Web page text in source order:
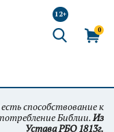
12+
0
способствование к
Библии.Из
Устава РБО 1813г.